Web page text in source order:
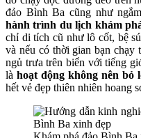
đảo Bình Ba cũng như
hành trình du lịch khám
chỉ di tích cũ như lô cốt, bệ
và nếu có thời gian bạn
ngủ trưa trên biển với tiếng
là hoạt động không nên
hết vẻ đẹp thiên nhiên hoang